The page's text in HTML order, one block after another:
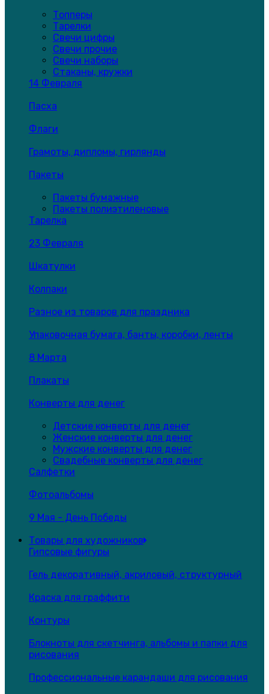
Топперы
Тарелки
Свечи цифры
Свечи прочие
Свечи наборы
Стаканы, кружки
14 Февраля
Пасха
Флаги
Грамоты, дипломы, гирлянды
Пакеты
Пакеты бумажные
Пакеты полиэтиленовые
Тарелка
23 Февраля
Шкатулки
Колпаки
Разное из товаров для праздника
Упаковочная бумага, банты, коробки, ленты
8 Марта
Плакаты
Конверты для денег
Детские конверты для денег
Женские конверты для денег
Мужские конверты для денег
Свадебные конверты для денег
Салфетки
Фотоальбомы
9 Мая - День Победы
Товары для художников
Гипсовые фигуры
Гель декоративный, акриловый, структурный
Краска для граффити
Контуры
Блокноты для скетчинга, альбомы и папки для
рисования
Профессиональные карандаши для рисования